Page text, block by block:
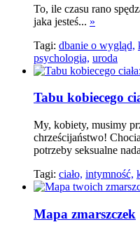
To, ile czasu rano
jaka jesteś... »
Tagi: dbanie o wygląd,
psychologia, uroda
Tabu kobiecego
My, kobiety, musimy
chrześcijaństwo!
potrzeby seksualne
Tagi: ciało, intymność,
Mapa zmarszczek